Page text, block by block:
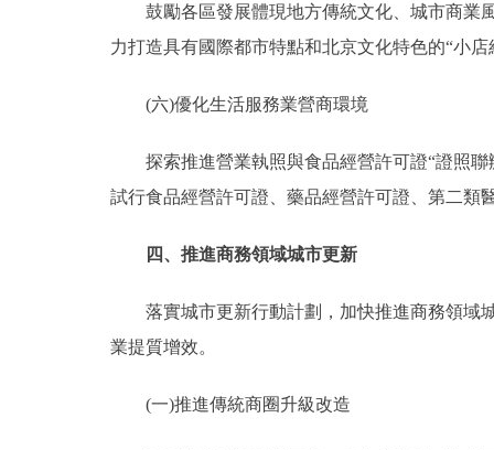
鼓勵各區發展體現地方傳統文化、城市商業風
力打造具有國際都市特點和北京文化特色的“小店
(六)優化生活服務業營商環境
探索推進營業執照與食品經營許可證“證照聯
試行食品經營許可證、藥品經營許可證、第二類
四、推進商務領域城市更新
落實城市更新行動計劃，加快推進商務領域城
業提質增效。
(一)推進傳統商圈升級改造